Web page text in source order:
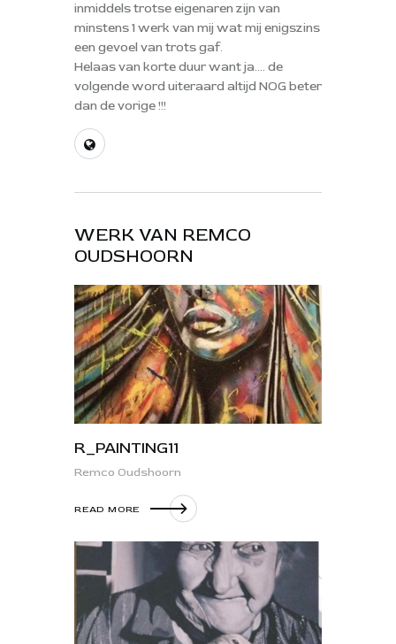
inmiddels trotse eigenaren zijn van
minstens 1 werk van mij wat mij enigszins
een gevoel van trots gaf.
Helaas van korte duur want ja.... de
volgende word uiteraard altijd NOG beter
dan de vorige !!!
WERK VAN REMCO
OUDSHOORN
R_PAINTING11
Remco Oudshoorn
READ MORE